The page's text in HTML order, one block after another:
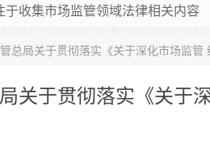
于收集市场监管领域法律相关内容
总局关于贯彻落实《关于深化市场监
关于贯彻落实《关于